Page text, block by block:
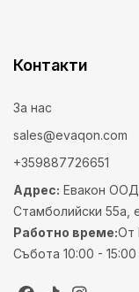
Контакти
За нас
sales@evaqon.com
+359887726651
Адрес: Евакон
Стамболийски 55а,
Работно време:От
Събота 10:00 - 15:00